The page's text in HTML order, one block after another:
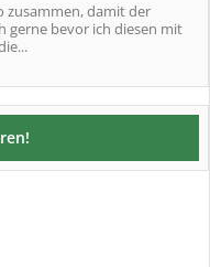
zusammen, damit der
gerne bevor ich diesen mit